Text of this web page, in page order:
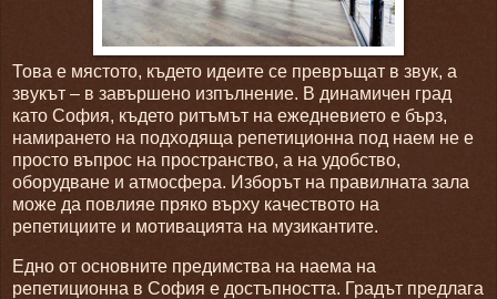
Това е мястото, където идеите се превръщат в звук, а
звукът – в завършено изпълнение. В динамичен град
като София, където ритъмът на ежедневието е бърз,
намирането на подходяща репетиционна под наем не е
просто въпрос на пространство, а на удобство,
оборудване и атмосфера. Изборът на правилната зала
може да повлияе пряко върху качеството на
репетициите и мотивацията на музикантите.
Едно от основните предимства на наема на
репетиционна в София е достъпността. Градът предлага